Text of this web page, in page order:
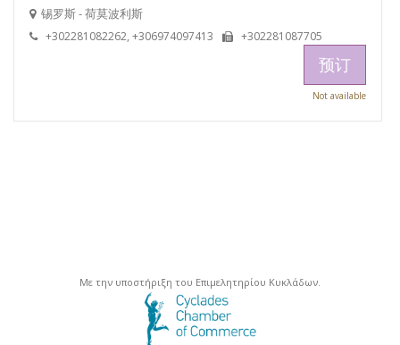
锡罗斯 - 荷莫波利斯
+302281082262, +306974097413 +302281087705
预订
Not available
Με την υποστήριξη του Επιμελητηρίου Κυκλάδων.